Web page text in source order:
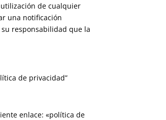
de cualquier
una notificación
su responsabilidad que la
de privacidad”
enlace: «política de